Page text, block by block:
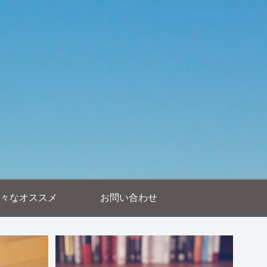
なオススメ お問い合わせ